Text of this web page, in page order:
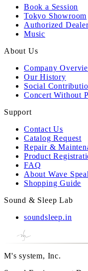
Book a Session
Tokyo Showroom
Authorized
Music
About Us
Company
Our History
Social
Concert Without
Support
Contact Us
Catalog Request
Repair &
Product
FAQ
About Wave
Shopping Guide
Sound & Sleep Lab
soundsleep.in
M's system, Inc.